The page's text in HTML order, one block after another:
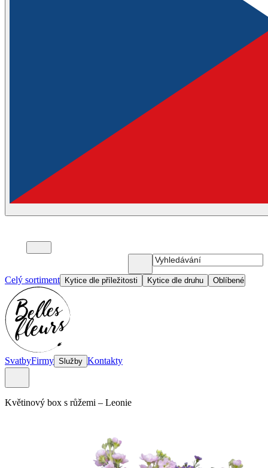
Celý sortiment Kytice dle příležitosti Kytice dle druhu Oblíbené
SvatbyFirmy Služby Kontakty
Květinový box s růžemi – Leonie